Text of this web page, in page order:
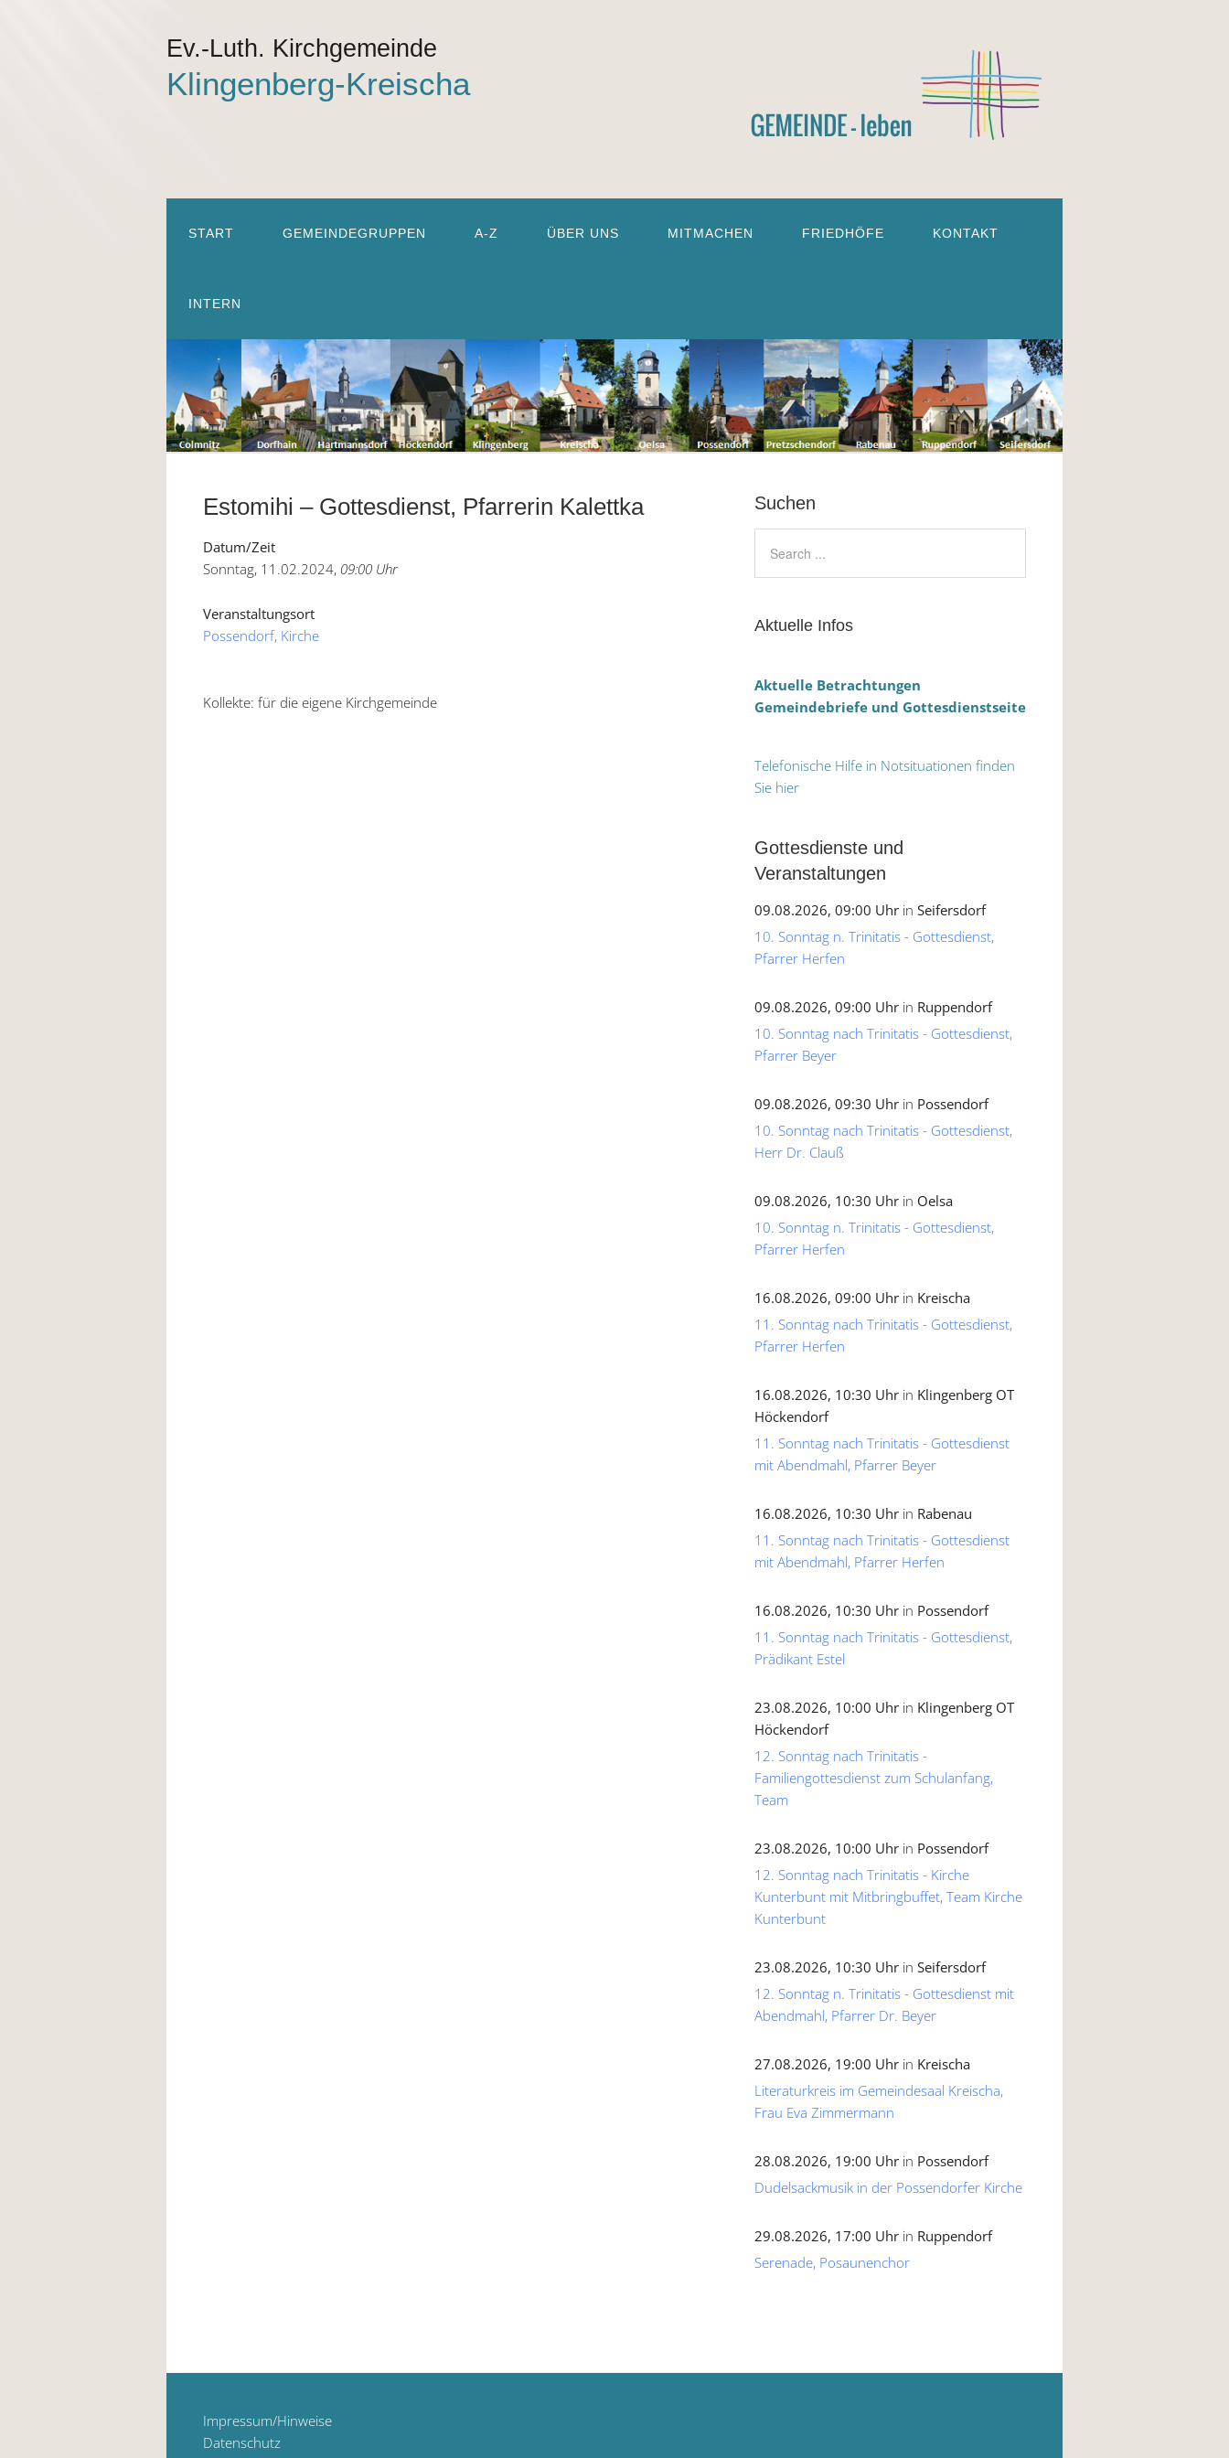
Ev.-Luth. Kirchgemeinde
Klingenberg-Kreischa
START GEMEINDEGRUPPEN A-Z ÜBER UNS MITMACHEN FRIEDHÖFE KONTAKT
INTERN
Estomihi – Gottesdienst, Pfarrerin Kalettka
Datum/Zeit
Sonntag, 11.02.2024, 09:00 Uhr
Veranstaltungsort
Possendorf, Kirche
Kollekte: für die eigene Kirchgemeinde
Suchen
Aktuelle Infos
Aktuelle Betrachtungen
Gemeindebriefe und Gottesdienstseite
Telefonische Hilfe in Notsituationen finden
Sie hier
Gottesdienste und
Veranstaltungen
09.08.2026, 09:00 Uhr in Seifersdorf
10. Sonntag n. Trinitatis - Gottesdienst,
Pfarrer Herfen
09.08.2026, 09:00 Uhr in Ruppendorf
10. Sonntag nach Trinitatis - Gottesdienst,
Pfarrer Beyer
09.08.2026, 09:30 Uhr in Possendorf
10. Sonntag nach Trinitatis - Gottesdienst,
Herr Dr. Clauß
09.08.2026, 10:30 Uhr in Oelsa
10. Sonntag n. Trinitatis - Gottesdienst,
Pfarrer Herfen
16.08.2026, 09:00 Uhr in Kreischa
11. Sonntag nach Trinitatis - Gottesdienst,
Pfarrer Herfen
16.08.2026, 10:30 Uhr in Klingenberg OT
Höckendorf
11. Sonntag nach Trinitatis - Gottesdienst
mit Abendmahl, Pfarrer Beyer
16.08.2026, 10:30 Uhr in Rabenau
11. Sonntag nach Trinitatis - Gottesdienst
mit Abendmahl, Pfarrer Herfen
16.08.2026, 10:30 Uhr in Possendorf
11. Sonntag nach Trinitatis - Gottesdienst,
Prädikant Estel
23.08.2026, 10:00 Uhr in Klingenberg OT
Höckendorf
12. Sonntag nach Trinitatis -
Familiengottesdienst zum Schulanfang,
Team
23.08.2026, 10:00 Uhr in Possendorf
12. Sonntag nach Trinitatis - Kirche
Kunterbunt mit Mitbringbuffet, Team Kirche
Kunterbunt
23.08.2026, 10:30 Uhr in Seifersdorf
12. Sonntag n. Trinitatis - Gottesdienst mit
Abendmahl, Pfarrer Dr. Beyer
27.08.2026, 19:00 Uhr in Kreischa
Literaturkreis im Gemeindesaal Kreischa,
Frau Eva Zimmermann
28.08.2026, 19:00 Uhr in Possendorf
Dudelsackmusik in der Possendorfer Kirche
29.08.2026, 17:00 Uhr in Ruppendorf
Serenade, Posaunenchor
Impressum/Hinweise
Datenschutz